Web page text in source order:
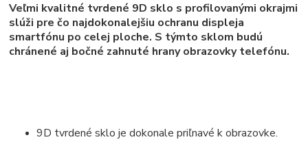
Veľmi kvalitné tvrdené 9D sklo s profilovanými okrajmi
slúži pre čo najdokonalejšiu ochranu displeja
smartfónu po celej ploche. S týmto sklom budú
chránené aj bočné zahnuté hrany obrazovky telefónu.
9D tvrdené sklo je dokonale priľnavé k obrazovke.